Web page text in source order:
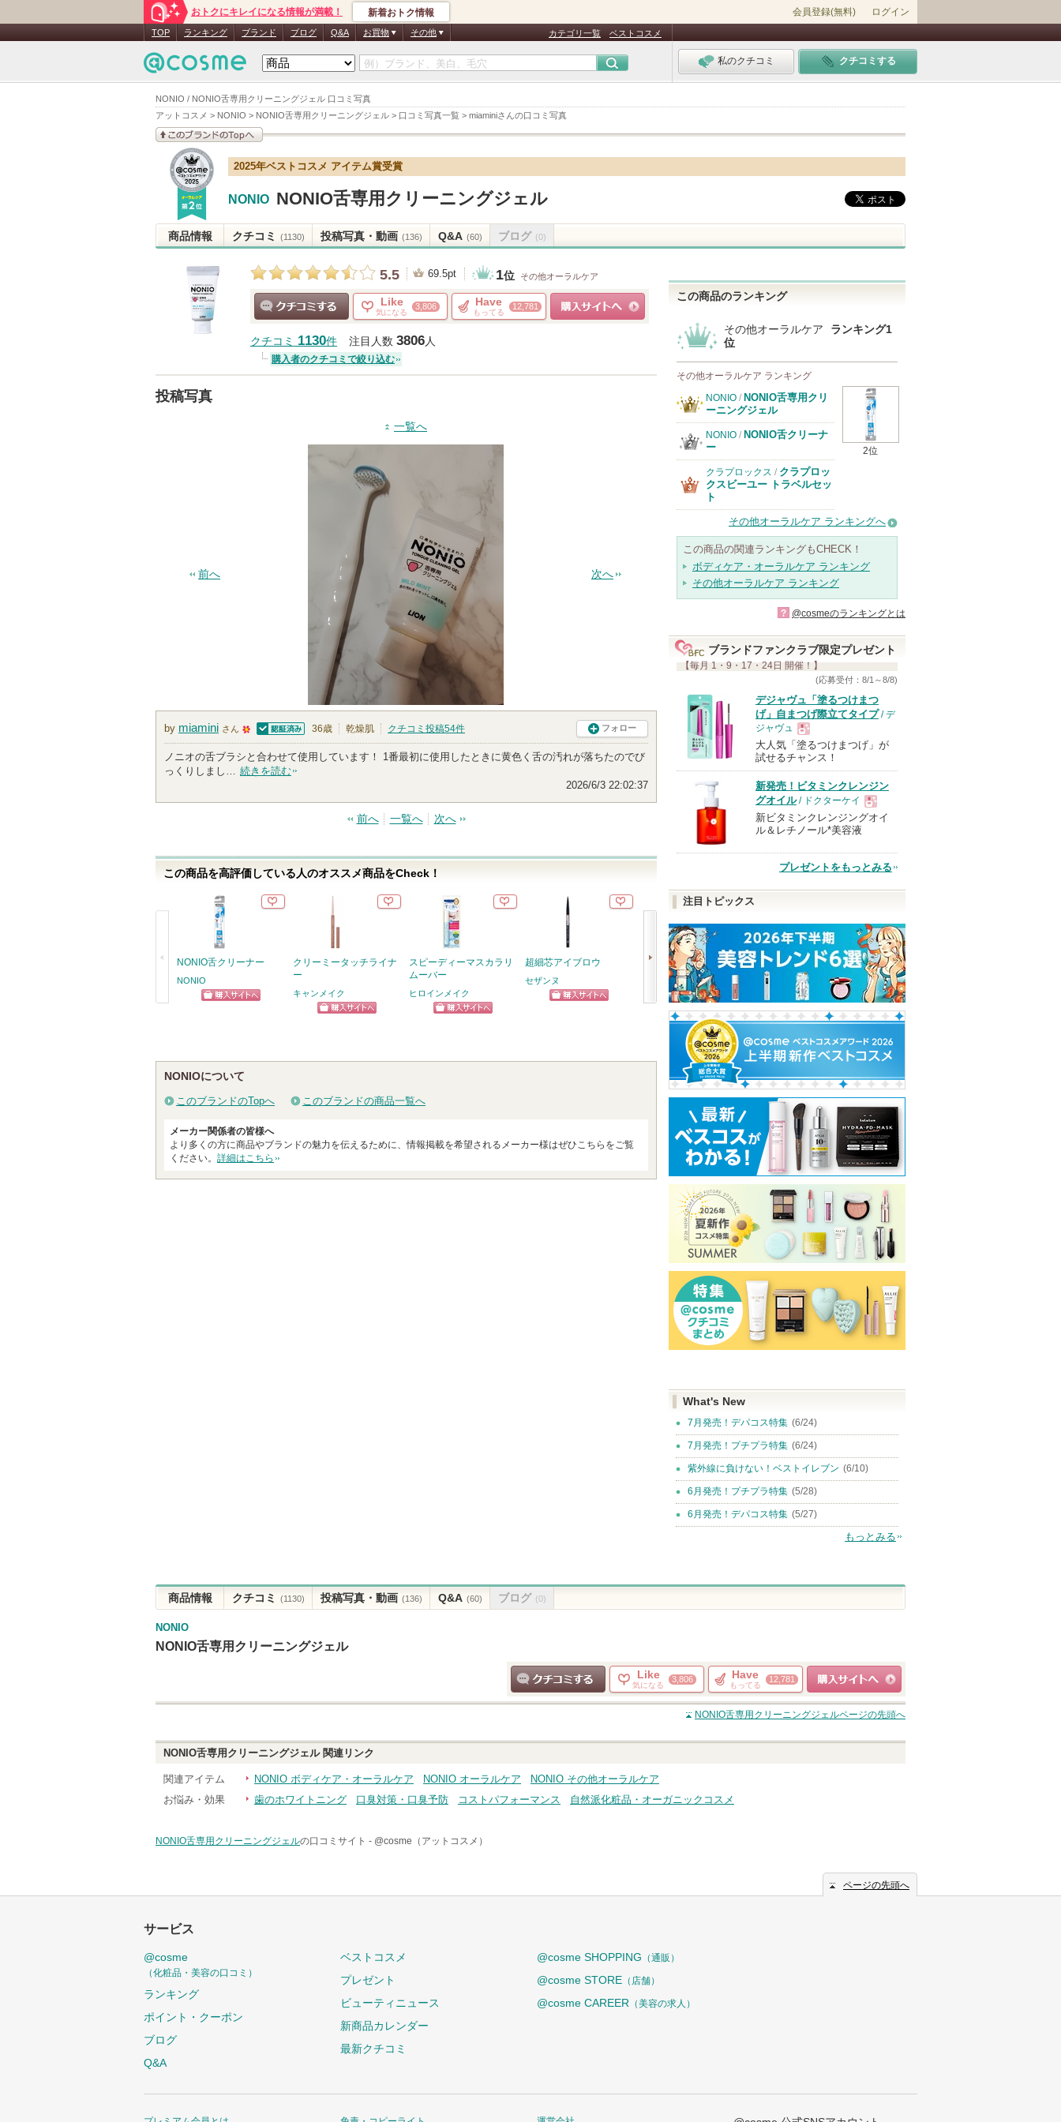
NONIO / NONIO舌専用クリーニングジェル 口コミ写真
アットコスメ > NONIO > NONIO舌専用クリーニングジェル > 口コミ写真一覧 > miaminiさんの口コミ写真
おトクにキレイになる情報が満載！ 新着おトク情報 会員登録(無料) ログイン
TOP ランキング ブランド ブログ Q&A お買物 その他 カテゴリ一覧 ベストコスメ
私のクチコミ クチコミする
このブランドの情報を
見る
2025年ベストコスメ アイテム賞受賞
NONIO NONIO舌専用クリーニングジェル
商品情報 クチコミ (1130) 投稿写真・動画 (136) Q&A (60) ブログ (0)
5.5 69.5pt 1位 その他オーラルケア
Like
気になる
3,806 Have
もってる
12,781
クチコミ 1130件 注目人数 3806人
購入者のクチコミで絞り込む
投稿写真
一覧へ
前へ 次へ
by miamini さん
5
0
人
ン
バ
に
り
て
ま
認証済
36歳 乾燥肌 クチコミ投稿54件 フォロー
ノニオの舌ブラシと合わせて使用しています！ 1番最初に使用したときに黄色く舌の汚れが落ちたのでび
っくりしまし… 続きを読む
2026/6/3 22:02:37
前へ 一覧へ 次へ
この商品を高評価している人のオススメ商品をCheck！
NONIO舌クリーナー
NONIO
クリーミータッチライナ
ー
キャンメイク
スピーディーマスカラリ
ムーバー
ヒロインメイク
超細芯アイブロウ
セザンヌ
5番 白玉グルタチオンC
ふりかけマスク
ナンバーズイン(numbuzin)
ショッピン
グサイトへ
スキンクリア クレンズ
オイル アロマタイプ リ
フレシングシトラスの香
り
アテニア
お知らせがあり
ます
ショッピン
スーパーラメラシャンプ
ー&EXモイストトリート
メント ＦＯＲ ＤＡＩＬ
Ｙ ＤＡＭＡＧＥ
THE ANSWER
THE ANSWERか
らのお知らせが
あります
グサイトへ
NONIOについて
このブランドのTopへ このブランドの商品一覧へ
メーカー関係者の皆様へ
より多くの方に商品やブランドの魅力を伝えるために、情報掲載を希望されるメーカー様はぜひこちらをご覧
ください。 詳細はこちら
この商品のランキング
その他オーラルケア
ランキング1
位
その他オーラルケア ランキング
2位
NONIO / NONIO舌専用クリ
ーニングジェル
NONIO / NONIO舌クリーナ
ー
クラプロックス / クラプロッ
クスビーユー トラベルセッ
ト
その他オーラルケア ランキングへ
この商品の関連ランキングもCHECK！
ボディケア・オーラルケア ランキング
その他オーラルケア ランキング
? @cosmeのランキングとは
ブランドファンクラブ限定プレゼント
【毎月 1・9・17・24日 開催！】
(応募受付：8/1～8/8)
デジャヴュ「塗るつけまつ
げ」自まつげ際立てタイプ/ デ
ジャヴュ
現
品
大人気「塗るつけまつげ」が
試せるチャンス！
新発売！ビタミンクレンジン
グオイル/ ドクターケイ
現
品
新ビタミンクレンジングオイ
ル＆レチノール*美容液
プレゼントをもっとみる
注目トピックス
What's New
7月発売！デパコス特集 (6/24)
7月発売！プチプラ特集 (6/24)
紫外線に負けない！ベストイレブン (6/10)
6月発売！プチプラ特集 (5/28)
6月発売！デパコス特集 (5/27)
もっとみる
商品情報 クチコミ (1130) 投稿写真・動画 (136) Q&A (60) ブログ (0)
NONIO
NONIO舌専用クリーニングジェル
クチコミする
Like
気になる
3,806 Have
もってる
12,781
ショッピングサイト
へ
NONIO舌専用クリーニングジェルページの先頭へ
NONIO舌専用クリーニングジェル関連リンク
関連アイテム NONIO ボディケア・オーラルケア NONIO オーラルケア
NONIO その他オーラルケア
お悩み・効果
歯のホワイトニング 口臭対策・口臭予防 コストパフォーマンス 自然派化粧品・オーガニックコスメ
NONIO舌専用クリーニングジェルの口コミサイト - @cosme（アットコスメ）
ページの先頭へ
サービス
@cosme
（化粧品・美容の口コミ）
ランキング
ポイント・クーポン
ブログ
Q&A
ベストコスメ
プレゼント
ビューティニュース
新商品カレンダー
最新クチコミ
@cosme SHOPPING （通販）
@cosme STORE （店舗）
@cosme CAREER （美容の求人）